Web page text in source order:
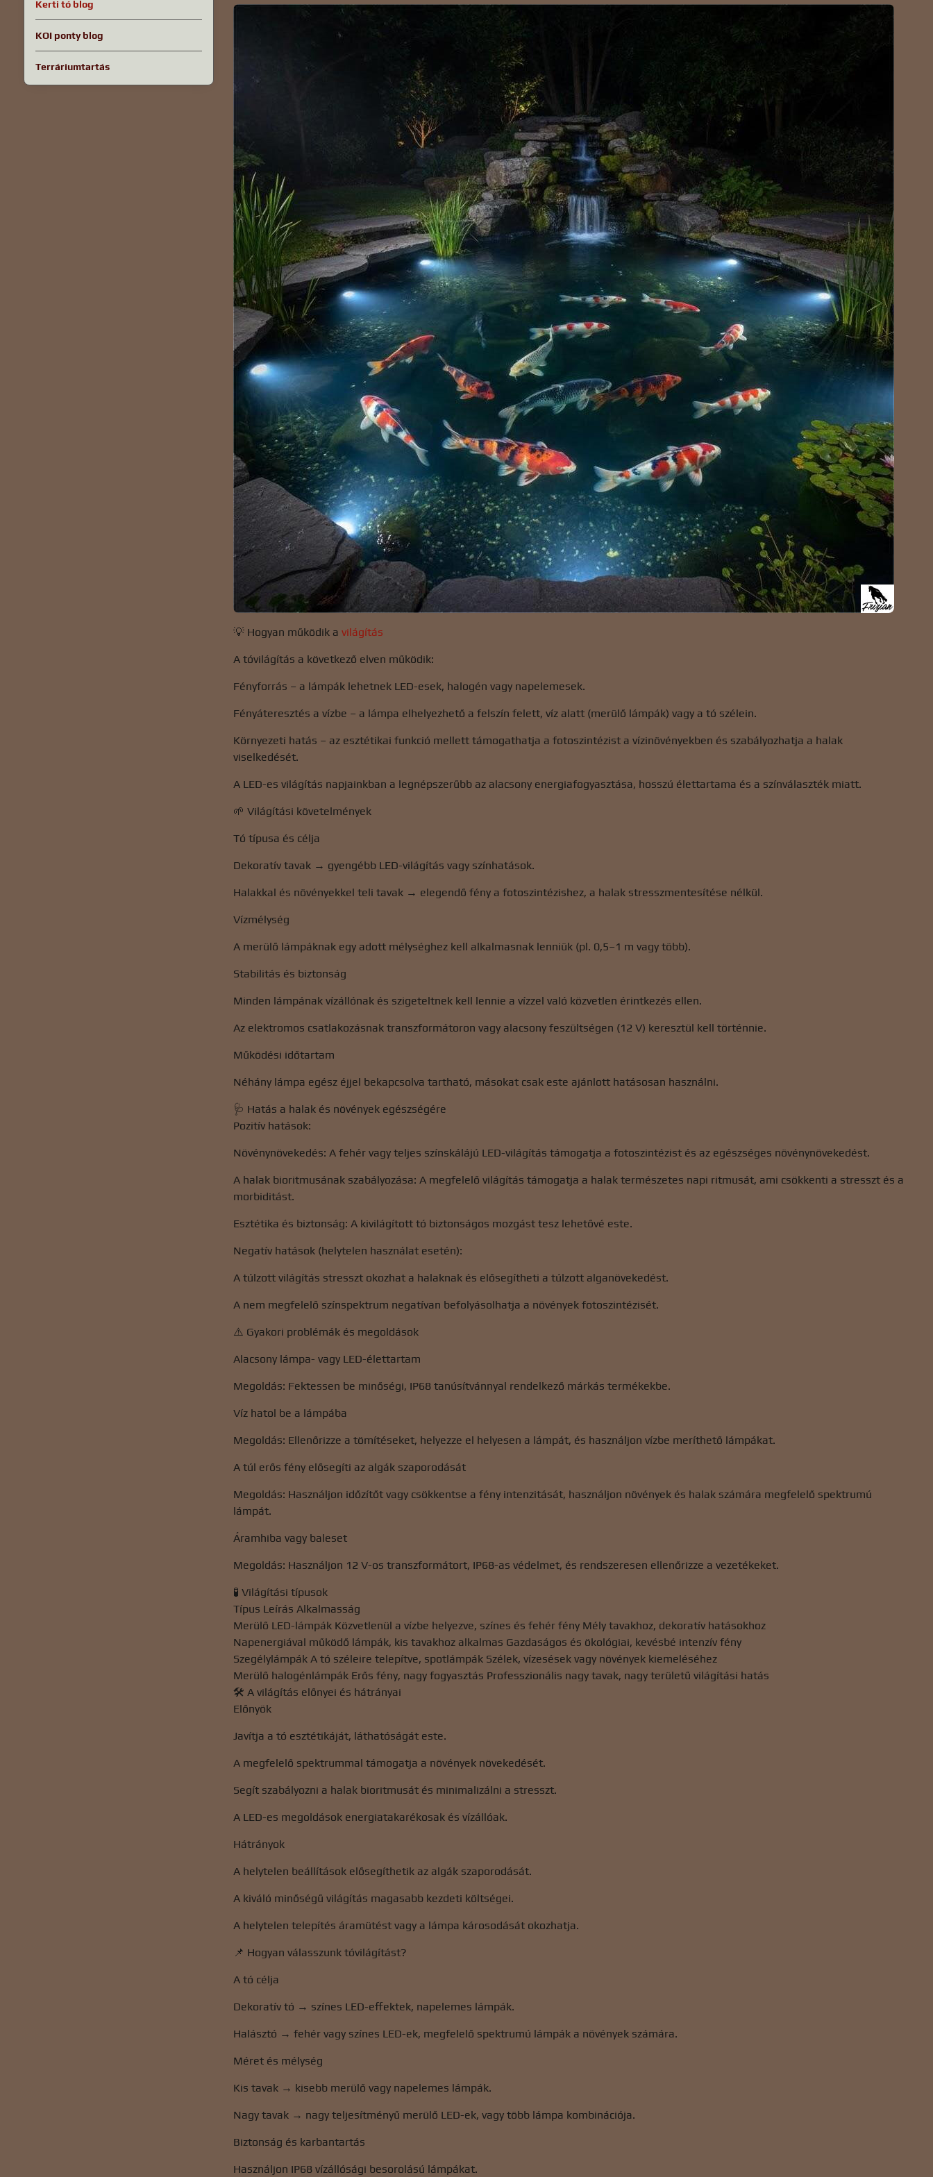
💡 Hogyan működik avilágítás
A tóvilágítás a következő elven működik:
Fényforrás – a lámpák lehetnek LED-esek, halogén vagy napelemesek.
Fényáteresztés a vízbe – a lámpa elhelyezhető a felszín felett, víz alatt (merülő lámpák) vagy a tó szélein.
Környezeti hatás – az esztétikai funkció mellett támogathatja a fotoszintézist a vízinövényekben és szabályozhatja a halak
viselkedését.
A LED-es világítás napjainkban a legnépszerűbb az alacsony energiafogyasztása, hosszú élettartama és a színválaszték miatt.
🌱 Világítási követelmények
Tó típusa és célja
Dekoratív tavak → gyengébb LED-világítás vagy színhatások.
Halakkal és növényekkel teli tavak → elegendő fény a fotoszintézishez, a halak stresszmentesítése nélkül.
Vízmélység
A merülő lámpáknak egy adott mélységhez kell alkalmasnak lenniük (pl. 0,5–1 m vagy több).
Stabilitás és biztonság
Minden lámpának vízállónak és szigeteltnek kell lennie a vízzel való közvetlen érintkezés ellen.
Az elektromos csatlakozásnak transzformátoron vagy alacsony feszültségen (12 V) keresztül kell történnie.
Működési időtartam
Néhány lámpa egész éjjel bekapcsolva tartható, másokat csak este ajánlott hatásosan használni.
🩺 Hatás a halak és növények egészségére
Pozitív hatások:
Növénynövekedés: A fehér vagy teljes színskálájú LED-világítás támogatja a fotoszintézist és az egészséges növénynövekedést.
A halak bioritmusának szabályozása: A megfelelő világítás támogatja a halak természetes napi ritmusát, ami csökkenti a stresszt és a
morbiditást.
Esztétika és biztonság: A kivilágított tó biztonságos mozgást tesz lehetővé este.
Negatív hatások (helytelen használat esetén):
A túlzott világítás stresszt okozhat a halaknak és elősegítheti a túlzott alganövekedést.
A nem megfelelő színspektrum negatívan befolyásolhatja a növények fotoszintézisét.
⚠️ Gyakori problémák és megoldások
Alacsony lámpa- vagy LED-élettartam
Megoldás: Fektessen be minőségi, IP68 tanúsítvánnyal rendelkező márkás termékekbe.
Víz hatol be a lámpába
Megoldás: Ellenőrizze a tömítéseket, helyezze el helyesen a lámpát, és használjon vízbe meríthető lámpákat.
A túl erős fény elősegíti az algák szaporodását
Megoldás: Használjon időzítőt vagy csökkentse a fény intenzitását, használjon növények és halak számára megfelelő spektrumú
lámpát.
Áramhiba vagy baleset
Megoldás: Használjon 12 V-os transzformátort, IP68-as védelmet, és rendszeresen ellenőrizze a vezetékeket.
🧪 Világítási típusok
Típus Leírás Alkalmasság
Merülő LED-lámpák Közvetlenül a vízbe helyezve, színes és fehér fény Mély tavakhoz, dekoratív hatásokhoz
Napenergiával működő lámpák, kis tavakhoz alkalmas Gazdaságos és ökológiai, kevésbé intenzív fény
Szegélylámpák A tó széleire telepítve, spotlámpák Szélek, vízesések vagy növények kiemeléséhez
Merülő halogénlámpák Erős fény, nagy fogyasztás Professzionális nagy tavak, nagy területű világítási hatás
🛠️ A világítás előnyei és hátrányai
Előnyök
Javítja a tó esztétikáját, láthatóságát este.
A megfelelő spektrummal támogatja a növények növekedését.
Segít szabályozni a halak bioritmusát és minimalizálni a stresszt.
A LED-es megoldások energiatakarékosak és vízállóak.
Hátrányok
A helytelen beállítások elősegíthetik az algák szaporodását.
A kiváló minőségű világítás magasabb kezdeti költségei.
A helytelen telepítés áramütést vagy a lámpa károsodását okozhatja.
📌 Hogyan válasszunk tóvilágítást?
A tó célja
Dekoratív tó → színes LED-effektek, napelemes lámpák.
Halásztó → fehér vagy színes LED-ek, megfelelő spektrumú lámpák a növények számára.
Méret és mélység
Kis tavak → kisebb merülő vagy napelemes lámpák.
Nagy tavak → nagy teljesítményű merülő LED-ek, vagy több lámpa kombinációja.
Biztonság és karbantartás
Használjon IP68 vízállósági besorolású lámpákat.
Kerti tó blog
KOI ponty blog
Terráriumtartás